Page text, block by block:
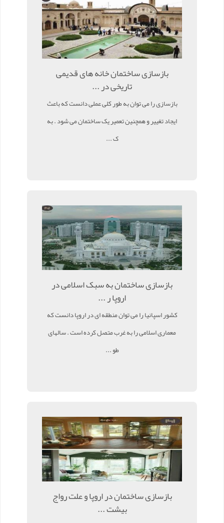
بازسازی ساختمان خانه های قدیمی
تاریخی در ...
بازسازی را می توان به طور کلی عملی دانست که باعث
ایجاد تغییر و همچنین تعمیر یک ساختمان می شود . به
ک ...
بازسازی ساختمان به سبک اسلامی در
اروپا ر ...
کشور اسپانیا را می توان منطقه ای در اروپا دانست که
معماری اسلامی را به غرب متصل کرده است . سالهای
طو ...
بازسازی ساختمان در اروپا و علت رواج
بیشت ...